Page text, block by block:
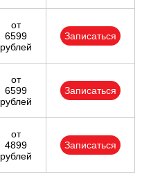
от
6599
рублей
Записаться
от
6599
рублей
Записаться
от
4899
рублей
Записаться